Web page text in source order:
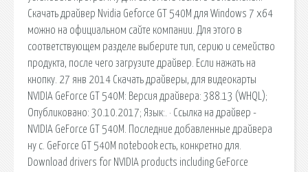
Скачать драйвер Nvidia Geforce GT 540M для Windows 7 x64
можно на официальном сайте компании. Для этого в
соответствующем разделе выберите тип, серию и семейство
продукта, после чего загрузите драйвер. Если нажать на
кнопку. 27 янв 2014 Скачать драйверы, для видеокарты
NVIDIA GeForce GT 540M: Версия драйвера: 388.13 (WHQL);
Опубликовано: 30.10.2017; Язык:. · Ccылка на драйвер -
NVIDIA GeForce GT 540M. Последние добавленные драйвера
ну с. GeForce GT 540M notebook есть, конкретно для.
Download drivers for NVIDIA products including GeForce